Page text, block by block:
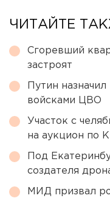
ЧИТАЙТЕ
Сгоревший
застроят
Путин
войсками ЦВО
Участок с
на аукцион по
Под
создателя
МИД призвал